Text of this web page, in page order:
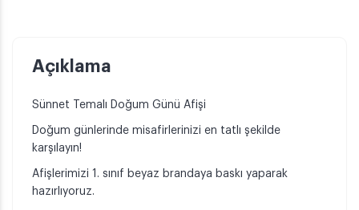
Açıklama
Sünnet Temalı Doğum Günü Afişi
Doğum günlerinde misafirlerinizi en tatlı şekilde
karşılayın!
Afişlerimizi 1. sınıf beyaz brandaya baskı yaparak
hazırlıyoruz.